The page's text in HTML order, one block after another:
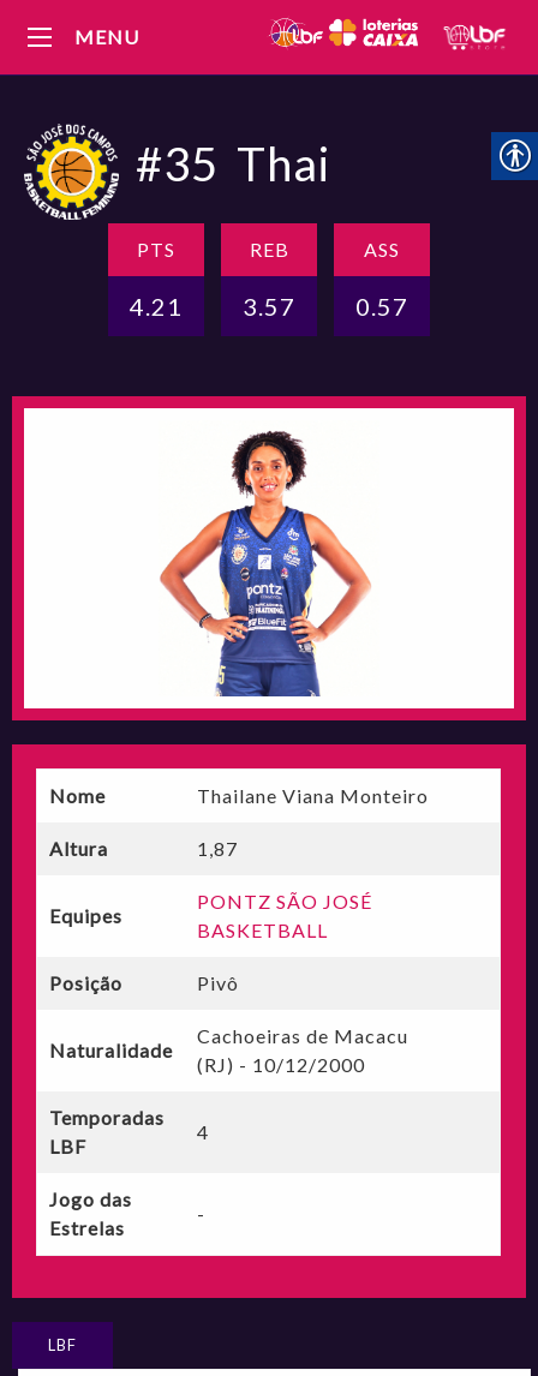
MENU
#35 Thai
PTS
4.21
REB
3.57
ASS
0.57
Nome Thailane Viana Monteiro
Altura 1,87
Equipes
PONTZ SÃO JOSÉ
BASKETBALL
Posição Pivô
Naturalidade
Cachoeiras de Macacu
(RJ) - 10/12/2000
Temporadas
LBF
4
Jogo das
Estrelas
-
LBF